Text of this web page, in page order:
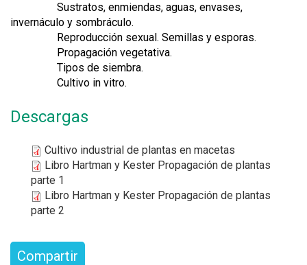
Sustratos, enmiendas, aguas, envases,
invernáculo y sombráculo.
Reproducción sexual. Semillas y esporas.
Propagación vegetativa.
Tipos de siembra.
Cultivo in vitro.
Descargas
Cultivo industrial de plantas en macetas
Libro Hartman y Kester Propagación de plantas
parte 1
Libro Hartman y Kester Propagación de plantas
parte 2
Compartir